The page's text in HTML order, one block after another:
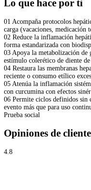
Lo que hace por ti
01 Acompaña protocolos
carga (vacaciones, medicación
02 Reduce la inflamación
forma estandarizada con
03 Apoya la metabolización de
estímulo colerético de diente
04 Restaura las membranas
reciente o consumo etílico
05 Atenúa la inflamación
con curcumina con efectos
06 Permite ciclos definidos sin
evento más que para uso
Prueba social
Opiniones de
4.8